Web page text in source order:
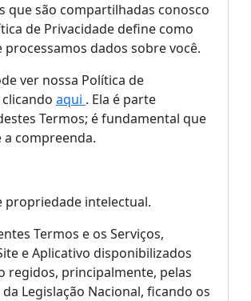
que são compartilhadas conosco
de Privacidade define como
processamos dados sobre você.
ver nossa Política de
aqui . Ela é parte
Termos; é fundamental que
a compreenda.
propriedade intelectual.
Termos e os Serviços,
e Aplicativo disponibilizados
regidos, principalmente, pelas
Legislação Nacional, ficando os